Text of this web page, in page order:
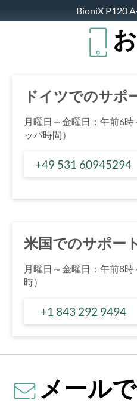
BioniX P120
ドイツでのサポ
月曜日～金曜日：午前6
ッパ時間）
+49 531 60945294
米国でのサポー
月曜日～金曜日：午前8
時）
+1 843 292 9494
メール